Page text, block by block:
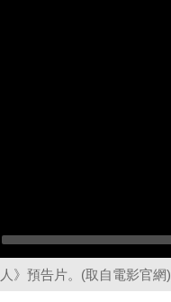
人》預告片。(取自電影官網)